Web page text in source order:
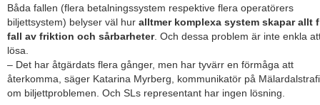
Båda fallen (flera betalningssystem respektive flera operatörers
biljettsystem) belyser väl hur alltmer komplexa system skapar allt
fall av friktion och sårbarheter. Och dessa problem är inte enkla
lösa.
– Det har åtgärdats flera gånger, men har tyvärr en förmåga att
återkomma, säger Katarina Myrberg, kommunikatör på
om biljettproblemen. Och SLs representant har ingen lösning.